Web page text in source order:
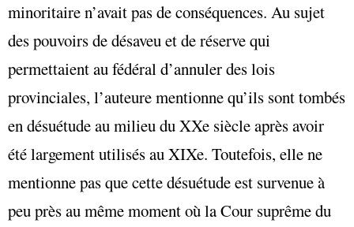
minoritaire n’avait pas de conséquences. Au sujet
des pouvoirs de désaveu et de réserve qui
permettaient au fédéral d’annuler des lois
provinciales, l’auteure mentionne qu’ils sont tombés
en désuétude au milieu du XXe siècle après avoir
été largement utilisés au XIXe. Toutefois, elle ne
mentionne pas que cette désuétude est survenue à
peu près au même moment où la Cour suprême du